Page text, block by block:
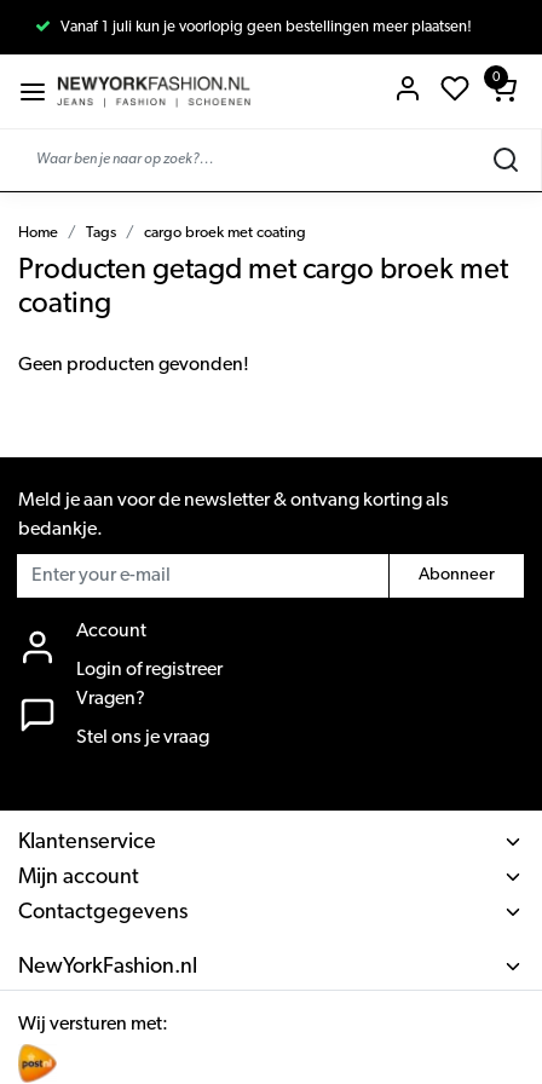
Vanaf 1 juli kun je voorlopig geen bestellingen meer plaatsen!
0
Home Tags cargo broek met coating
Producten getagd met cargo broek met
coating
Geen producten gevonden!
Meld je aan voor de newsletter & ontvang korting als
bedankje.
Abonneer
Account
Login of registreer
Vragen?
Stel ons je vraag
Klantenservice
Mijn account
Contactgegevens
NewYorkFashion.nl
Wij versturen met: